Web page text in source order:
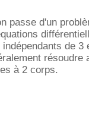
passe d'un
de
à 2 corps.